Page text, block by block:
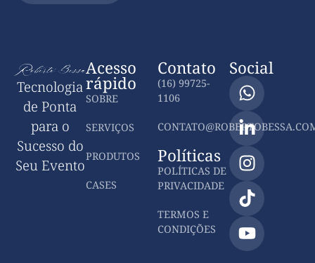
Tecnologia
de Ponta
para o
Sucesso do
Seu Evento
Acesso
rápido
SOBRE
SERVIÇOS
PRODUTOS
CASES
Contato
(16) 99725-
1106
Políticas
POLÍTICAS DE
PRIVACIDADE
TERMOS E
CONDIÇÕES
Social